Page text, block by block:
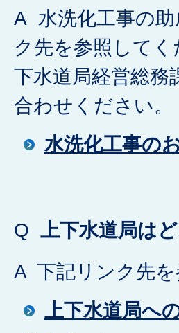
A 水洗化工事の
ク先を参照して
下水道局経営総務
合わせください。
水洗化工事の
Q 上下水道局は
A 下記リンク先
上下水道局へ